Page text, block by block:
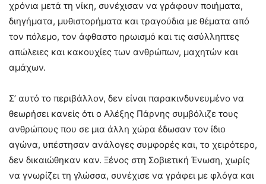
χρόνια μετά τη νίκη, συνέχισαν να γράφουν ποιήματα,
διηγήματα, μυθιστορήματα και τραγούδια με θέματα από
τον πόλεμο, τον άφθαστο ηρωισμό και τις ασύλληπτες
απώλειες και κακουχίες των ανθρώπων, μαχητών και
αμάχων.
Σ’ αυτό το περιβάλλον, δεν είναι παρακινδυνευμένο να
θεωρήσει κανείς ότι ο Αλέξης Πάρνης συμβόλιζε τους
ανθρώπους που σε μια άλλη χώρα έδωσαν τον ίδιο
αγώνα, υπέστησαν ανάλογες συμφορές και, το χειρότερο,
δεν δικαιώθηκαν καν. Ξένος στη Σοβιετική Ένωση, χωρίς
να γνωρίζει τη γλώσσα, συνέχισε να γράφει με φλόγα και